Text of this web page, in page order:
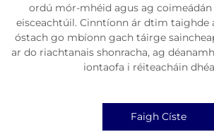
ordú mór-mhéid agus ag
eisceachtúil. Cinntíonn ár dtim taighde
óstach go mbíonn gach táirge
ar do riachtanais shonracha, ag
iontaofa i réiteacháin
Faigh Císte